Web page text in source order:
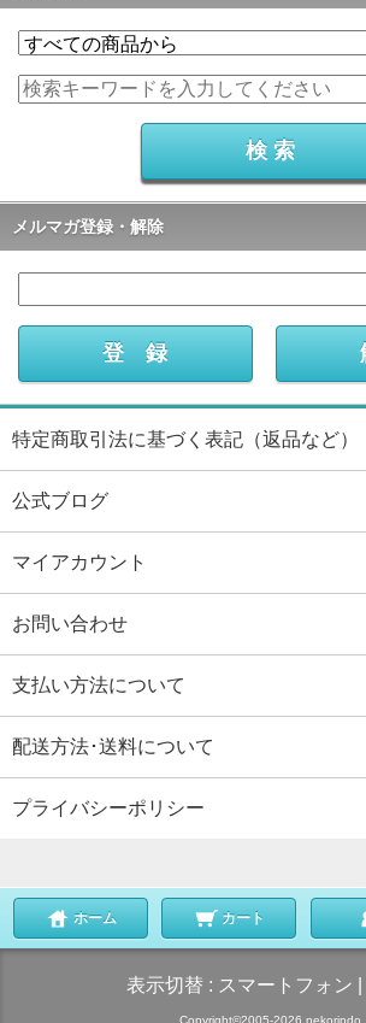
メルマガ登録・解除
特定商取引法に基づく表記（返品など）
公式ブログ
マイアカウント
お問い合わせ
支払い方法について
配送方法･送料について
プライバシーポリシー
ホーム カート
表示切替 : スマートフォン
Copyright©2005-2026 nekorindo